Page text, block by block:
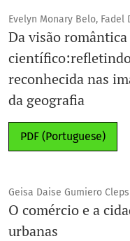
Evelyn Monary Belo,
Da visão
reconhecida nas
da geografia
PDF (Portuguese)
Geisa Daise Gumiero Cleps
O comércio e a
urbanas